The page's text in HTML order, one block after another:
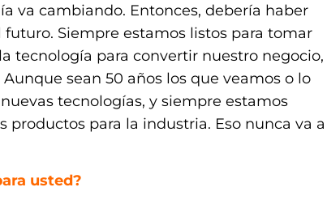
va cambiando. Entonces, debería haber
Siempre estamos listos para tomar
tecnología para convertir nuestro negocio,
sean 50 años los que veamos o lo
tecnologías, y siempre estamos
para la industria. Eso nunca va a
usted?